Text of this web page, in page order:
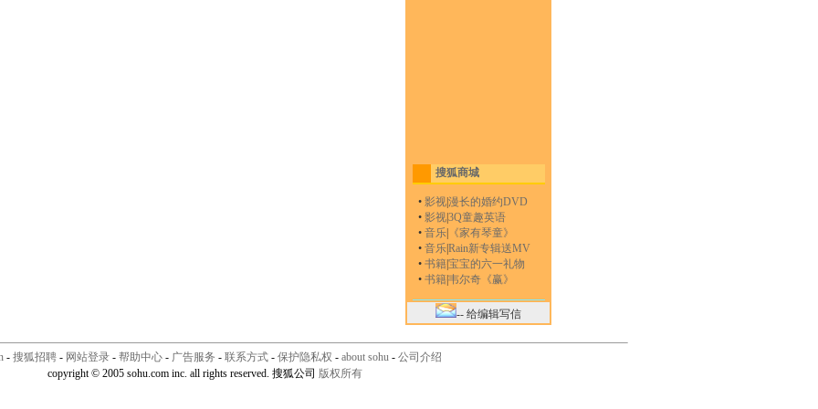
搜狐商城
• 影视漫长的婚约DVD
• 影视3Q童趣英语
• 音乐
《家有琴童》
• 音乐Rain新专辑送MV
• 书籍宝宝的六一礼物
• 书籍韦尔奇《赢》
-- 给编辑写信
- 搜狐招聘 - 网站登录 - 帮助中心 - 广告服务 - 联系方式 - 保护隐私权 - about sohu - 公司介绍
copyright © 2005 sohu.com inc. all rights reserved. 搜狐公司 版权所有